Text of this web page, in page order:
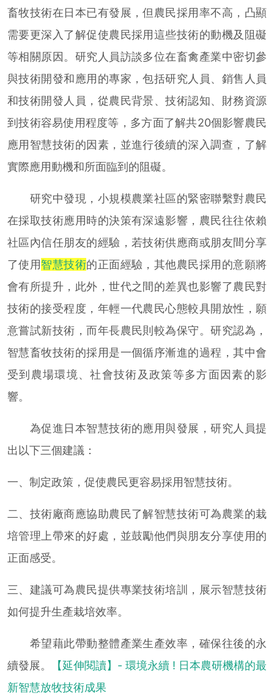
畜牧技術在日本已有發展，但農民採用率不高，凸顯
需要更深入了解促使農民採用這些技術的動機及阻礙
等相關原因。研究人員訪談多位在畜禽產業中密切參
與技術開發和應用的專家，包括研究人員、銷售人員
和技術開發人員，從農民背景、技術認知、財務資源
到技術容易使用程度等，多方面了解共20個影響農民
應用智慧技術的因素，並進行後續的深入調查，了解
實際應用動機和所面臨到的阻礙。
研究中發現，小規模農業社區的緊密聯繫對農民
在採取技術應用時的決策有深遠影響，農民往往依賴
社區內信任朋友的經驗，若技術供應商或朋友間分享
了使用智慧技術的正面經驗，其他農民採用的意願將
會有所提升，此外，世代之間的差異也影響了農民對
技術的接受程度，年輕一代農民心態較具開放性，願
意嘗試新技術，而年長農民則較為保守。研究認為，
智慧畜牧技術的採用是一個循序漸進的過程，其中會
受到農場環境、社會技術及政策等多方面因素的影
響。
為促進日本智慧技術的應用與發展，研究人員提
出以下三個建議：
一、制定政策，促使農民更容易採用智慧技術。
二、技術廠商應協助農民了解智慧技術可為農業的栽
培管理上帶來的好處，並鼓勵他們與朋友分享使用的
正面感受。
三、建議可為農民提供專業技術培訓，展示智慧技術
如何提升生產栽培效率。
希望藉此帶動整體產業生產效率，確保往後的永
續發展。
【延伸閱讀】- 環境永續 ! 日本農研機構的最
新智慧放牧技術成果